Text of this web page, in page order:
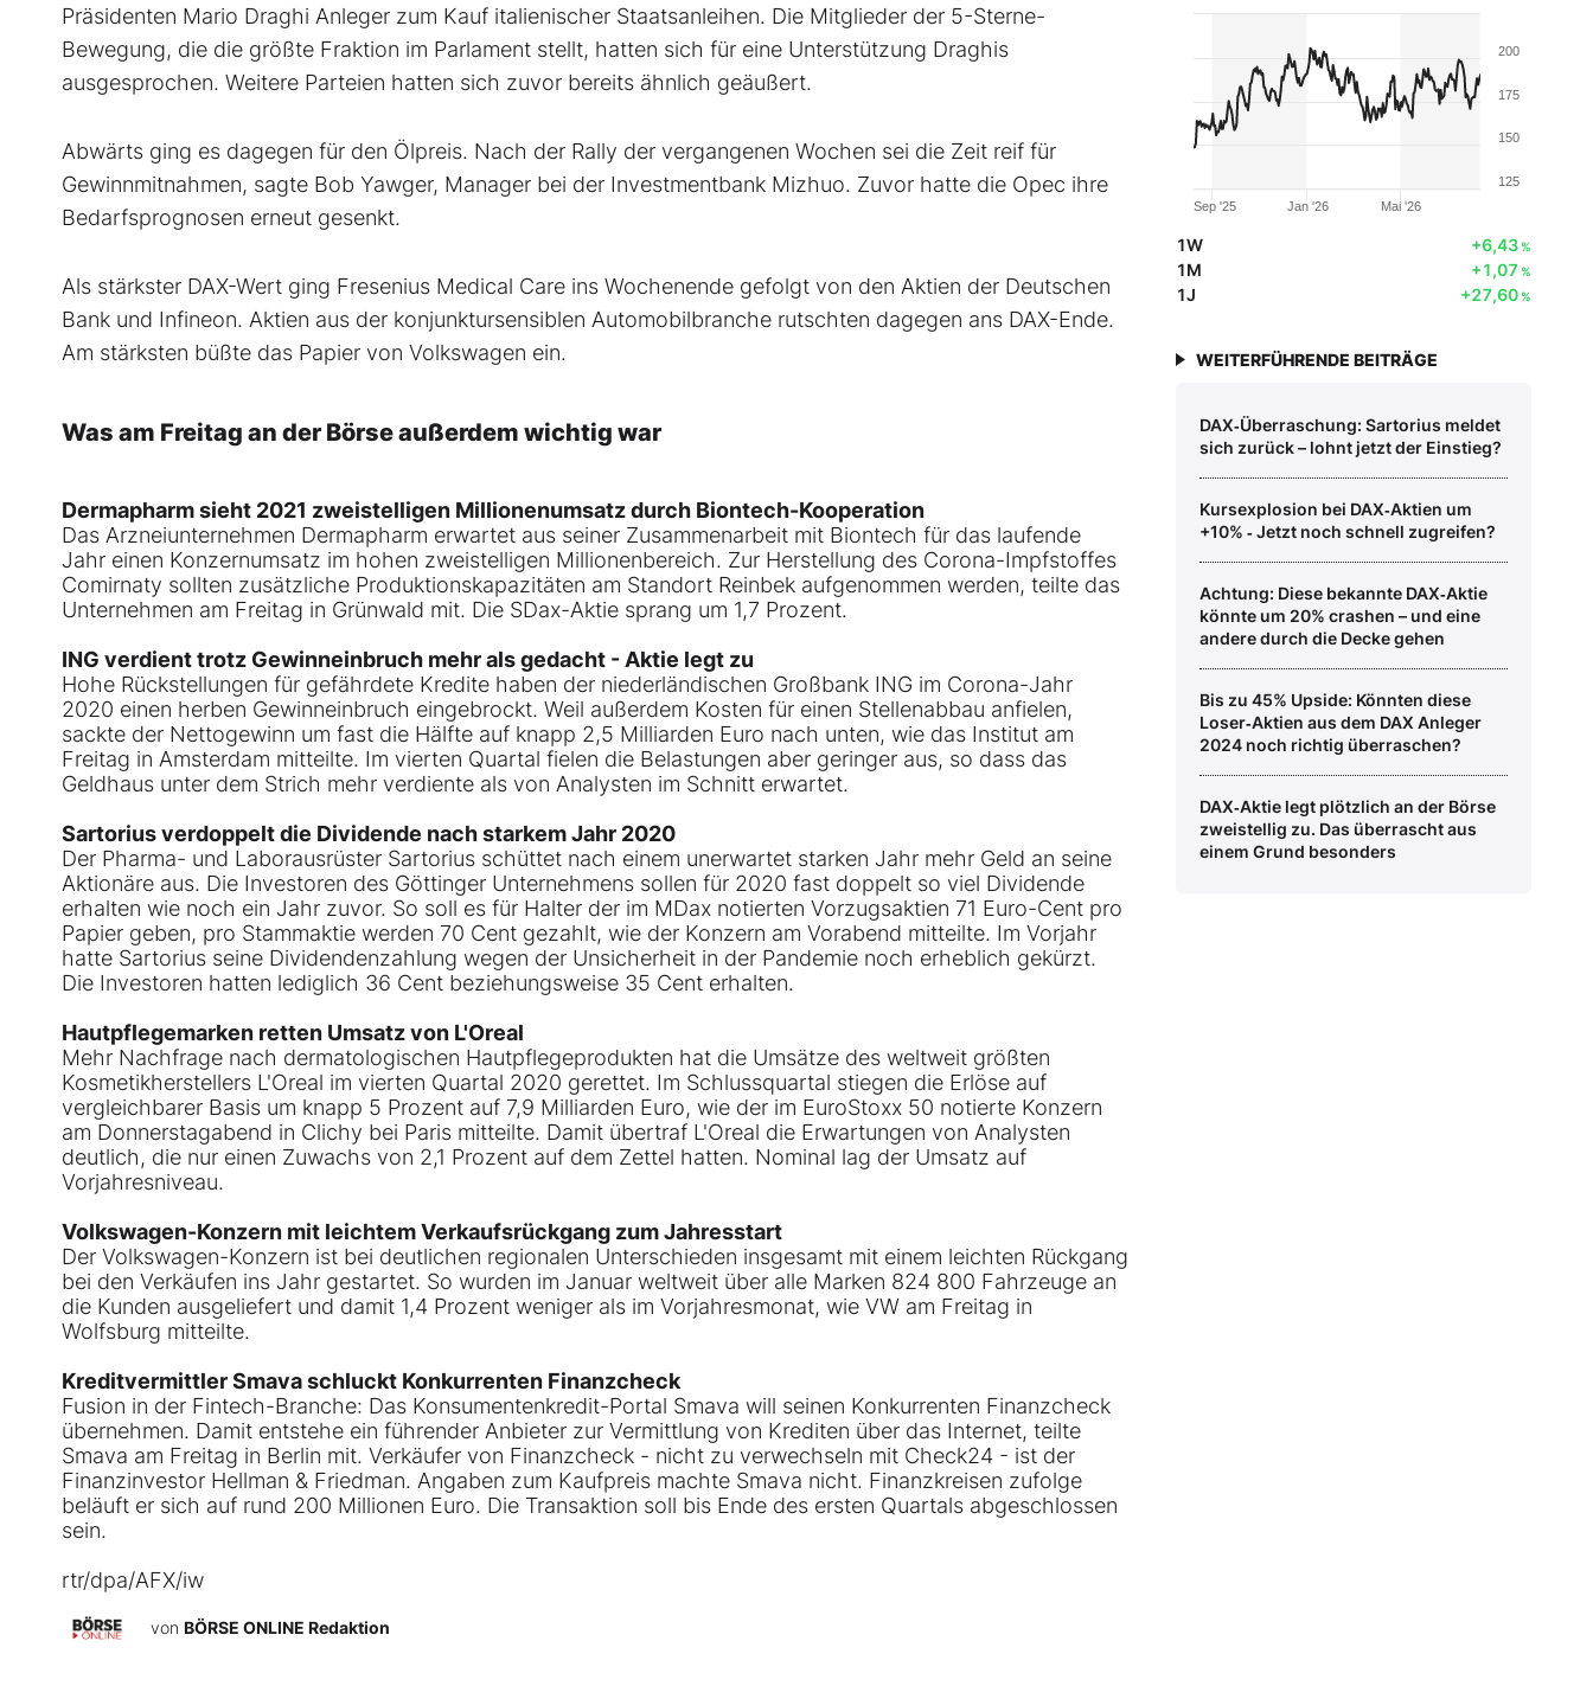
Präsidenten Mario Draghi Anleger zum Kauf italienischer Staatsanleihen. Die Mitglieder der 5-Sterne-
Bewegung, die die größte Fraktion im Parlament stellt, hatten sich für eine Unterstützung Draghis
ausgesprochen. Weitere Parteien hatten sich zuvor bereits ähnlich geäußert.
Abwärts ging es dagegen für den Ölpreis. Nach der Rally der vergangenen Wochen sei die Zeit reif für
Gewinnmitnahmen, sagte Bob Yawger, Manager bei der Investmentbank Mizhuo. Zuvor hatte die Opec ihre
Bedarfsprognosen erneut gesenkt.
Als stärkster DAX-Wert ging Fresenius Medical Care ins Wochenende gefolgt von den Aktien der Deutschen
Bank und Infineon. Aktien aus der konjunktursensiblen Automobilbranche rutschten dagegen ans DAX-Ende.
Am stärksten büßte das Papier von Volkswagen ein.
Was am Freitag an der Börse außerdem wichtig war
Dermapharm sieht 2021 zweistelligen Millionenumsatz durch Biontech-Kooperation
Das Arzneiunternehmen Dermapharm erwartet aus seiner Zusammenarbeit mit Biontech für das laufende
Jahr einen Konzernumsatz im hohen zweistelligen Millionenbereich. Zur Herstellung des Corona-Impfstoffes
Comirnaty sollten zusätzliche Produktionskapazitäten am Standort Reinbek aufgenommen werden, teilte das
Unternehmen am Freitag in Grünwald mit. Die SDax-Aktie sprang um 1,7 Prozent.
ING verdient trotz Gewinneinbruch mehr als gedacht - Aktie legt zu
Hohe Rückstellungen für gefährdete Kredite haben der niederländischen Großbank ING im Corona-Jahr
2020 einen herben Gewinneinbruch eingebrockt. Weil außerdem Kosten für einen Stellenabbau anfielen,
sackte der Nettogewinn um fast die Hälfte auf knapp 2,5 Milliarden Euro nach unten, wie das Institut am
Freitag in Amsterdam mitteilte. Im vierten Quartal fielen die Belastungen aber geringer aus, so dass das
Geldhaus unter dem Strich mehr verdiente als von Analysten im Schnitt erwartet.
Sartorius verdoppelt die Dividende nach starkem Jahr 2020
Der Pharma- und Laborausrüster Sartorius schüttet nach einem unerwartet starken Jahr mehr Geld an seine
Aktionäre aus. Die Investoren des Göttinger Unternehmens sollen für 2020 fast doppelt so viel Dividende
erhalten wie noch ein Jahr zuvor. So soll es für Halter der im MDax notierten Vorzugsaktien 71 Euro-Cent pro
Papier geben, pro Stammaktie werden 70 Cent gezahlt, wie der Konzern am Vorabend mitteilte. Im Vorjahr
hatte Sartorius seine Dividendenzahlung wegen der Unsicherheit in der Pandemie noch erheblich gekürzt.
Die Investoren hatten lediglich 36 Cent beziehungsweise 35 Cent erhalten.
Hautpflegemarken retten Umsatz von L'Oreal
Mehr Nachfrage nach dermatologischen Hautpflegeprodukten hat die Umsätze des weltweit größten
Kosmetikherstellers L'Oreal im vierten Quartal 2020 gerettet. Im Schlussquartal stiegen die Erlöse auf
vergleichbarer Basis um knapp 5 Prozent auf 7,9 Milliarden Euro, wie der im EuroStoxx 50 notierte Konzern
am Donnerstagabend in Clichy bei Paris mitteilte. Damit übertraf L'Oreal die Erwartungen von Analysten
deutlich, die nur einen Zuwachs von 2,1 Prozent auf dem Zettel hatten. Nominal lag der Umsatz auf
Vorjahresniveau.
Volkswagen-Konzern mit leichtem Verkaufsrückgang zum Jahresstart
Der Volkswagen-Konzern ist bei deutlichen regionalen Unterschieden insgesamt mit einem leichten Rückgang
bei den Verkäufen ins Jahr gestartet. So wurden im Januar weltweit über alle Marken 824 800 Fahrzeuge an
die Kunden ausgeliefert und damit 1,4 Prozent weniger als im Vorjahresmonat, wie VW am Freitag in
Wolfsburg mitteilte.
Kreditvermittler Smava schluckt Konkurrenten Finanzcheck
Fusion in der Fintech-Branche: Das Konsumentenkredit-Portal Smava will seinen Konkurrenten Finanzcheck
übernehmen. Damit entstehe ein führender Anbieter zur Vermittlung von Krediten über das Internet, teilte
Smava am Freitag in Berlin mit. Verkäufer von Finanzcheck - nicht zu verwechseln mit Check24 - ist der
Finanzinvestor Hellman & Friedman. Angaben zum Kaufpreis machte Smava nicht. Finanzkreisen zufolge
beläuft er sich auf rund 200 Millionen Euro. Die Transaktion soll bis Ende des ersten Quartals abgeschlossen
sein.
rtr/dpa/AFX/iw
von BÖRSE ONLINE Redaktion
Jan '26
Sep '25 Mai '26
125
150
175
200
1W +6,43%
1M +1,07 %
1J +27,60%
WEITERFÜHRENDE BEITRÄGE
DAX‑Überraschung: Sartorius meldet
sich zurück – lohnt jetzt der Einstieg?
Kursexplosion bei DAX‑Aktien um
+10% ‑ Jetzt noch schnell zugreifen?
Achtung: Diese bekannte DAX‑Aktie
könnte um 20% crashen – und eine
andere durch die Decke gehen
Bis zu 45% Upside: Könnten diese
Loser‑Aktien aus dem DAX Anleger
2024 noch richtig überraschen?
DAX‑Aktie legt plötzlich an der Börse
zweistellig zu. Das überrascht aus
einem Grund besonders